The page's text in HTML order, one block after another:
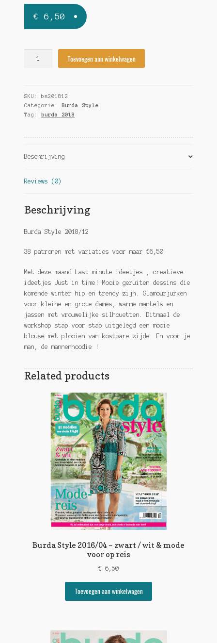
€ 6,50
-
Een
fijne
quantity
Toevoegen aan winkelwagen
SKU: bs201812
Categorie: Burda Style
Tag: burda 2018
Beschrijving
Reviews (0)
Beschrijving
Burda Style 2018/12
38 patronen met variaties voor maar €6,50
Met deze maand Last minute ideetjes , creatieve
ideetjes Just in time! Mooie geruiten dessins die
komende winter hip en trendy zijn. Glamourjurken
voor kleine en grote dames, warme mantels en
jassen met vrouwelijke silhouetten. Ditmaal de
workshop stap voor stap uitgelegd een mooie
blouse met plooien van kostbare zijde. En voor je
man, de mannenhoodie !
Related products
Burda Style 2016/04 – zwart / wit & mode
voor op reis
€ 6,50
Toevoegen aan winkelwagen